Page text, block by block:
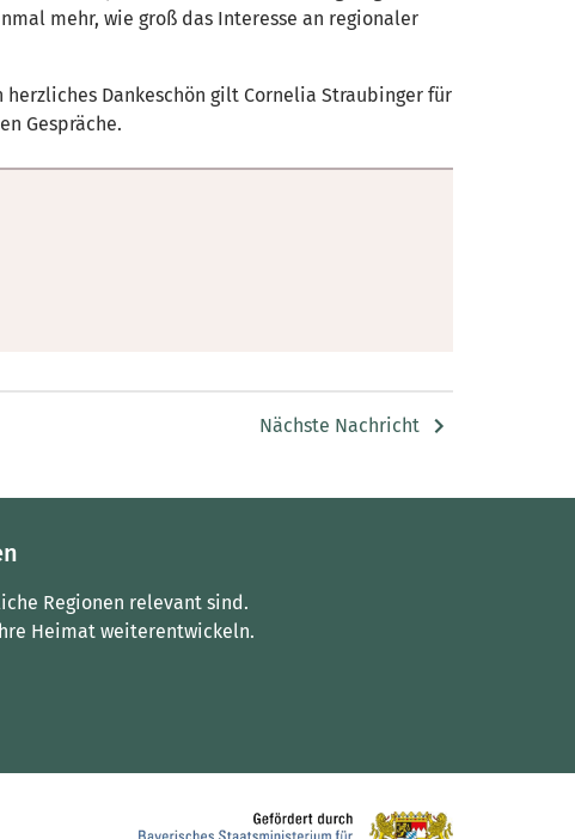
mehr, wie groß das Interesse an regionaler
Dankeschön gilt Cornelia Straubinger für
Gespräche.
Nächste Nachricht
Regionen relevant sind.
Heimat weiterentwickeln.